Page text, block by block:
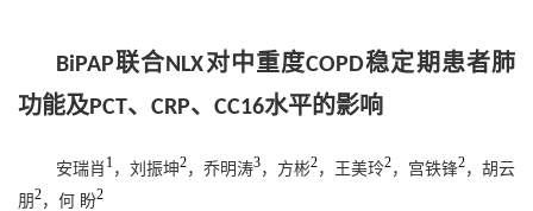
BiPAP联合 NLX对中重度COPD稳定期患者肺
功能及PCT、 CRP、 CC16水平的影响
安瑞肖 1 ，刘振坤2，乔明涛3，方彬2，王美玲2，宫铁锋2，胡云
朋2，何 盼2